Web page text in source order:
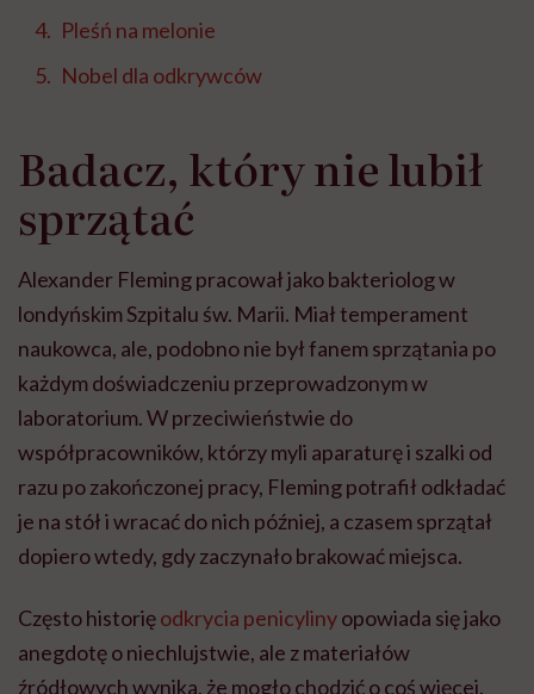
Pleśń na melonie
Nobel dla odkrywców
Badacz, który nie lubił
sprzątać
Alexander Fleming pracował jako bakteriolog w
londyńskim Szpitalu św. Marii. Miał temperament
naukowca, ale, podobno nie był fanem sprzątania po
każdym doświadczeniu przeprowadzonym w
laboratorium. W przeciwieństwie do
współpracowników, którzy myli aparaturę i szalki od
razu po zakończonej pracy, Fleming potrafił odkładać
je na stół i wracać do nich później, a czasem sprzątał
dopiero wtedy, gdy zaczynało brakować miejsca.
Często historięodkrycia penicylinyopowiada się jako
anegdotę o niechlujstwie, ale z materiałów
źródłowych wynika, że mogło chodzić o coś więcej.